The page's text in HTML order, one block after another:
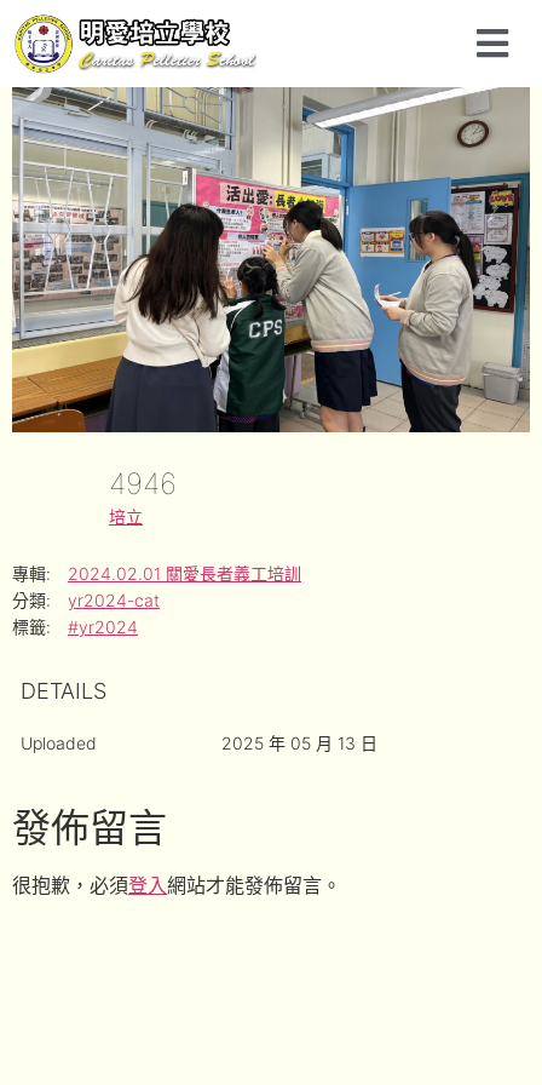
4946
培立
專輯:
2024.02.01 關愛長者義工培訓
分類:
yr2024-cat
標籤:
#yr2024
DETAILS
Uploaded 2025 年 05 月 13 日
發佈留言
很抱歉，必須登入網站才能發佈留言。